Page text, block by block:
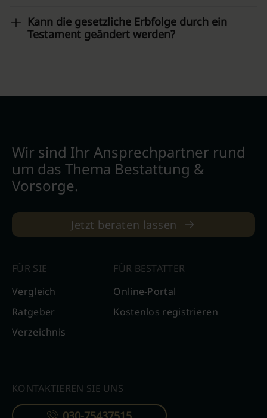
Kann die gesetzliche Erbfolge durch ein
Testament geändert werden?
Wir sind Ihr Ansprechpartner rund
um das Thema Bestattung &
Vorsorge.
Jetzt beraten lassen
FÜR SIE
Vergleich
Ratgeber
Verzeichnis
FÜR BESTATTER
Online-Portal
Kostenlos registrieren
KONTAKTIEREN SIE UNS